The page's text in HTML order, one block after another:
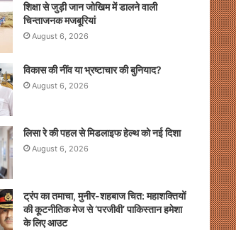
शिक्षा से जुड़ी जान जोखिम में डालने वाली
चिन्ताजनक मजबूरियां
August 6, 2026
विकास की नींव या भ्रष्टाचार की बुनियाद?
August 6, 2026
लिसा रे की पहल से मिडलाइफ हेल्थ को नई दिशा
August 6, 2026
ट्रंप का तमाचा, मुनीर-शहबाज चित: महाशक्तियों
की कूटनीतिक मेज से ‘परजीवी’ पाकिस्तान हमेशा
के लिए आउट